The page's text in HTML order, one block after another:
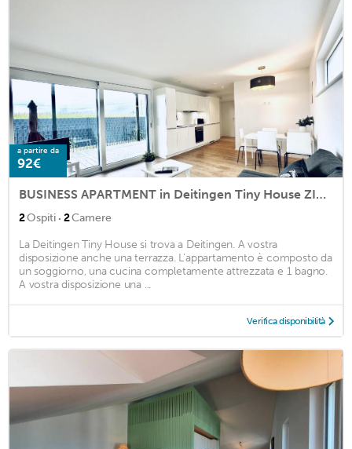
a partire da
92€
BUSINESS APARTMENT in Deitingen Tiny House ZIMMERzuVERMIETEN
2Ospiti · 2Camere
La Deitingen Tiny House si trova a Deitingen. A vostra
disposizione anche una terrazza. L'appartamento è composto da
un soggiorno, una cucina completamente attrezzata e 1 bagno.
A vostra disposizione una ...
Verifica disponibilità